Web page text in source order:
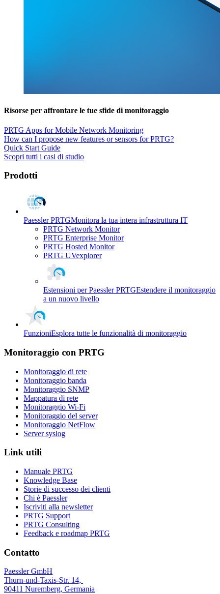
Risorse per affrontare le tue sfide di monitoraggio
PRTG Apps for Mobile Network Monitoring
How can I propose new features or sensors for PRTG?
Quick Start Guide
Scopri tutti i casi di studio
Prodotti
Paessler PRTGMonitora la tua intera infrastruttura IT
PRTG Network Monitor
PRTG Enterprise Monitor
PRTG Hosted Monitor
PRTG UVexplorer
Estensioni per Paessler PRTGEstendere il monitoraggio
a un nuovo livello
FunzioniEsplora tutte le funzionalità di monitoraggio
Monitoraggio con PRTG
Monitoraggio di rete
Monitoraggio banda
Monitoraggio SNMP
Mappatura di rete
Monitoraggio Wi-Fi
Monitoraggio del server
Monitoraggio NetFlow
Server syslog
Link utili
Manuale PRTG
Knowledge Base
Storie di successo dei clienti
Chi è Paessler
Iscriviti alla newsletter
PRTG Support
PRTG Consulting
Feedback e roadmap PRTG
Contatto
Paessler GmbH
Thurn-und-Taxis-Str. 14,
90411 Nuremberg, Germania